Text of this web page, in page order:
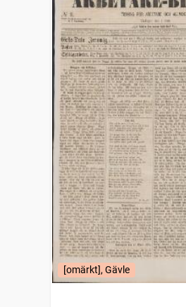
[omärkt], Gävle